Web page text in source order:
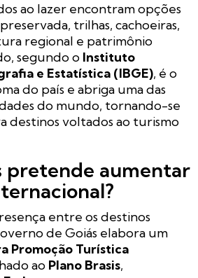
ao lazer encontram opções
trilhas, cachoeiras,
regional e patrimônio
segundo o Instituto
e Estatística (IBGE), é o
do país e abriga uma das
do mundo, tornando-se
destinos voltados ao turismo
pretende aumentar
entre os destinos
de Goiás elabora um
Promoção Turística
ao Plano Brasis,